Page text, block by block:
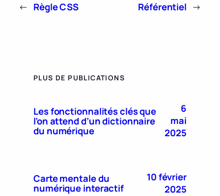
← Règle CSS Référentiel →
PLUS DE PUBLICATIONS
Les fonctionnalités clés que
l’on attend d’un dictionnaire
du numérique
6
mai
2025
Carte mentale du
numérique interactif
10 février
2025